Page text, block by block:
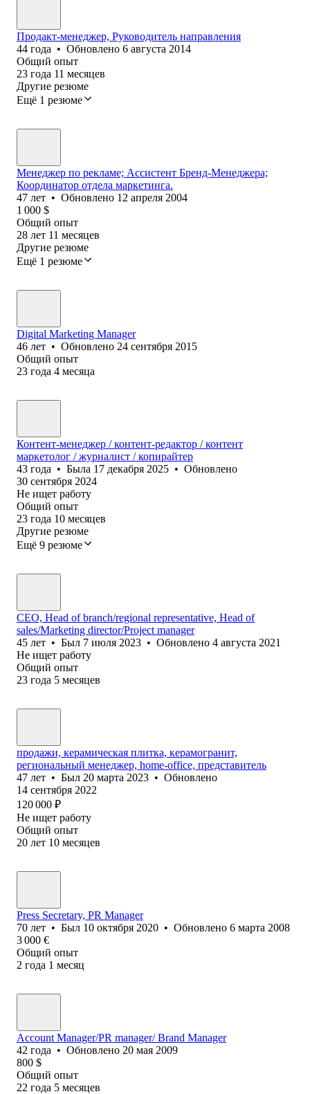
Продакт-менеджер, Руководитель направления
44 года • Обновлено 6 августа 2014
Общий опыт
23 года 11 месяцев
Другие резюме
Ещё 1 резюме
Менеджер по рекламе; Ассистент Бренд-Менеджера;
Координатор отдела маркетинга.
47 лет • Обновлено 12 апреля 2004
1 000 $
Общий опыт
28 лет 11 месяцев
Другие резюме
Ещё 1 резюме
Digital Marketing Manager
46 лет • Обновлено 24 сентября 2015
Общий опыт
23 года 4 месяца
Контент-менеджер / контент-редактор / контент
маркетолог / журналист / копирайтер
43 года • Была 17 декабря 2025 • Обновлено
30 сентября 2024
Не ищет работу
Общий опыт
23 года 10 месяцев
Другие резюме
Ещё 9 резюме
CEO, Head of branch/regional representative, Head of
sales/Marketing director/Project manager
45 лет • Был 7 июля 2023 • Обновлено 4 августа 2021
Не ищет работу
Общий опыт
23 года 5 месяцев
продажи, керамическая плитка, керамогранит,
региональный менеджер, home-office, представитель
47 лет • Был 20 марта 2023 • Обновлено
14 сентября 2022
120 000 ₽
Не ищет работу
Общий опыт
20 лет 10 месяцев
Press Secretary, PR Manager
70 лет • Был 10 октября 2020 • Обновлено 6 марта 2008
3 000 €
Общий опыт
2 года 1 месяц
Account Manager/PR manager/ Brand Manager
42 года • Обновлено 20 мая 2009
800 $
Общий опыт
22 года 5 месяцев